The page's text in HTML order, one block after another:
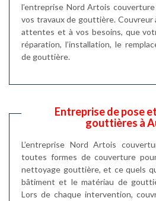
l’entreprise Nord Artois
vos travaux de gouttière. Couvreur
attentes et à vos besoins, que
réparation, l’installation, le
de gouttière.
Entreprise de pose
gouttières à
L’entreprise Nord Artois
toutes formes de couverture
nettoyage gouttière, et ce quels
bâtiment et le matériau de
Lors de chaque intervention,